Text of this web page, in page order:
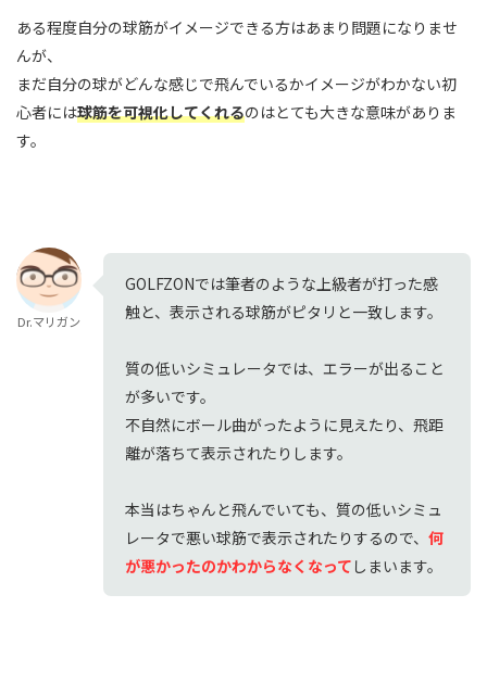
ある程度自分の球筋がイメージできる方はあまり問題になりませ
んが、
まだ自分の球がどんな感じで飛んでいるかイメージがわかない初
心者には球筋を可視化してくれるのはとても大きな意味がありま
す。
Dr.マリガン
GOLFZONでは筆者のような上級者が打った感
触と、表示される球筋がピタリと一致します。
質の低いシミュレータでは、エラーが出ること
が多いです。
不自然にボール曲がったように見えたり、飛距
離が落ちて表示されたりします。
本当はちゃんと飛んでいても、質の低いシミュ
レータで悪い球筋で表示されたりするので、 何
が悪かったのかわからなくなって しまいます。